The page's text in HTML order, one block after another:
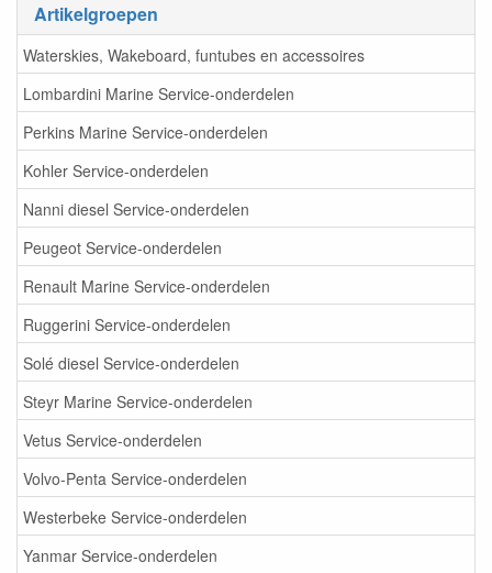
Artikelgroepen
Waterskies, Wakeboard, funtubes en accessoires
Lombardini Marine Service-onderdelen
Perkins Marine Service-onderdelen
Kohler Service-onderdelen
Nanni diesel Service-onderdelen
Peugeot Service-onderdelen
Renault Marine Service-onderdelen
Ruggerini Service-onderdelen
Solé diesel Service-onderdelen
Steyr Marine Service-onderdelen
Vetus Service-onderdelen
Volvo-Penta Service-onderdelen
Westerbeke Service-onderdelen
Yanmar Service-onderdelen